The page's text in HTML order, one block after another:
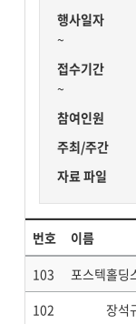
행사일자
~
접수기간
~
참여인원
주최/주간
자료 파일
번호 이름
103
포스텍홀딩
102
장석